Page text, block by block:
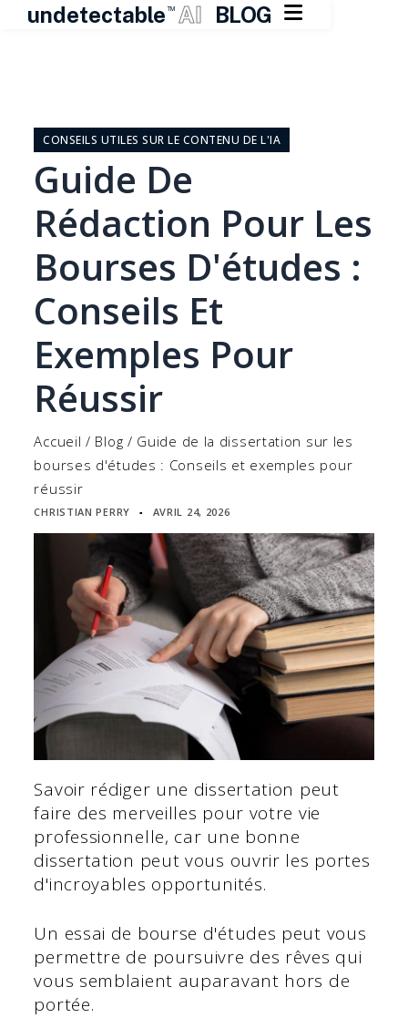
undetectable TM AI BLOG 
contentCONSEILS UTILES SUR LE CONTENU DE L'IA
Guide De
Rédaction Pour Les
Bourses D'études :
Conseils Et
Exemples Pour
Réussir
Accueil / Blog / Guide de la dissertation sur les
bourses d'études : Conseils et exemples pour
réussir
CHRISTIAN PERRY ▪ AVRIL 24, 2026
Savoir rédiger une dissertation peut
faire des merveilles pour votre vie
professionnelle, car une bonne
dissertation peut vous ouvrir les portes
d'incroyables opportunités.
Un essai de bourse d'études peut vous
permettre de poursuivre des rêves qui
vous semblaient auparavant hors de
portée.